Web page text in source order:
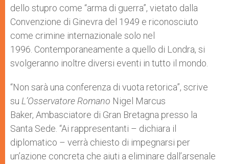
dello stupro come “arma di guerra”, vietato dalla
Convenzione di Ginevra del 1949 e riconosciuto
come crimine internazionale solo nel
1996. Contemporaneamente a quello di Londra, si
svolgeranno inoltre diversi eventi in tutto il mondo.
“Non sarà una conferenza di vuota retorica”, scrive
su L’Osservatore Romano Nigel Marcus
Baker, Ambasciatore di Gran Bretagna presso la
Santa Sede. “Ai rappresentanti – dichiara il
diplomatico – verrà chiesto di impegnarsi per
un’azione concreta che aiuti a eliminare dall’arsenale